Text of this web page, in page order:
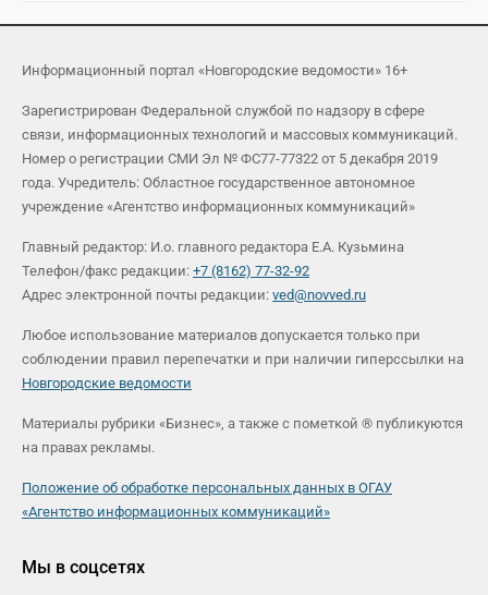
Информационный портал «Новгородские ведомости» 16+
Зарегистрирован Федеральной службой по надзору в сфере
связи, информационных технологий и массовых коммуникаций.
Номер о регистрации СМИ Эл № ФС77-77322 от 5 декабря 2019
года. Учредитель: Областное государственное автономное
учреждение «Агентство информационных коммуникаций»
Главный редактор: И.о. главного редактора Е.А. Кузьмина
Телефон/факс редакции: +7 (8162) 77-32-92
Адрес электронной почты редакции: ved@novved.ru
Любое использование материалов допускается только при
соблюдении правил перепечатки и при наличии гиперссылки на
Новгородские ведомости
Материалы рубрики «Бизнес», а также с пометкой ® публикуются
на правах рекламы.
Положение об обработке персональных данных в ОГАУ
«Агентство информационных коммуникаций»
Мы в соцсетях